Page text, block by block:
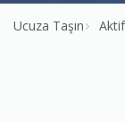
Ucuza Taşın